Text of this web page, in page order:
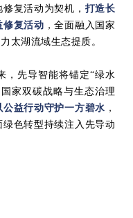
修复活动为契机 ， 打造长
修复活动 ，全面融入国家
太湖流域生态提质。
，先导智能将锚定“绿水
家双碳战略与生态治理
公益行动守护一方碧水 ，
绿色转型持续注入先导动